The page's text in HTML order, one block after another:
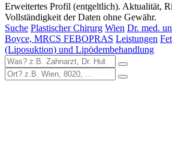
Erweitertes Profil (entgeltlich). Aktualität,
Vollständigkeit der Daten ohne Gewähr.
Suche Plastischer Chirurg Wien Dr. med.
Boyce, MRCS FEBOPRAS Leistungen
(Liposuktion) und Lipödembehandlung